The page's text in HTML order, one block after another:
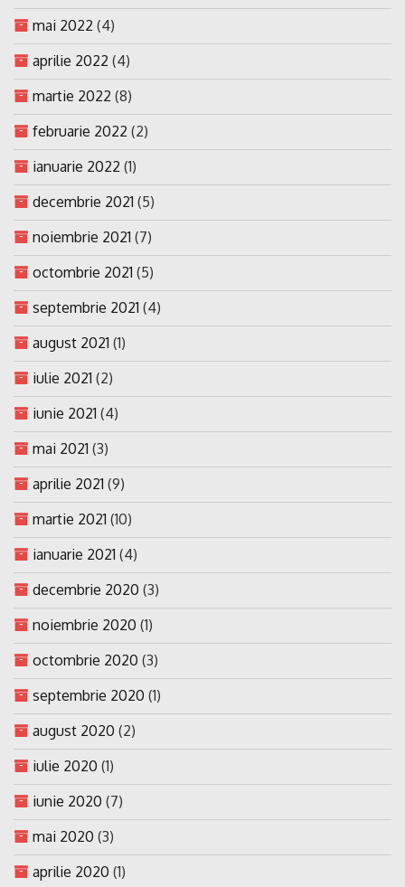
mai 2022 (4)
aprilie 2022 (4)
martie 2022 (8)
februarie 2022 (2)
ianuarie 2022 (1)
decembrie 2021 (5)
noiembrie 2021 (7)
octombrie 2021 (5)
septembrie 2021 (4)
august 2021 (1)
iulie 2021 (2)
iunie 2021 (4)
mai 2021 (3)
aprilie 2021 (9)
martie 2021 (10)
ianuarie 2021 (4)
decembrie 2020 (3)
noiembrie 2020 (1)
octombrie 2020 (3)
septembrie 2020 (1)
august 2020 (2)
iulie 2020 (1)
iunie 2020 (7)
mai 2020 (3)
aprilie 2020 (1)